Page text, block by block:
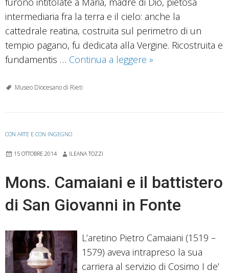
intermediaria fra la terra e il cielo: anche la
cattedrale reatina, costruita sul perimetro di un
tempio pagano, fu dedicata alla Vergine. Ricostruita e
fundamentis … Continua a leggere I»
Museo Diocesano di Rieti
CON ARTE E CON INGEGNO
15 OTTOBRE 2014 ILEANA TOZZI
Mons. Camaiani e il battistero
di San Giovanni in Fonte
L’aretino Pietro Camaiani (1519 –
1579) aveva intrapreso la sua
carriera al servizio di Cosimo I de’